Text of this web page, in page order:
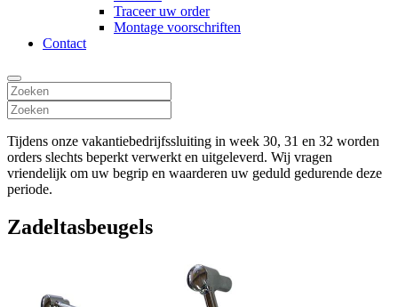
Traceer uw order
Montage voorschriften
Contact
Tijdens onze vakantiebedrijfssluiting in week 30, 31 en 32 worden
orders slechts beperkt verwerkt en uitgeleverd. Wij vragen
vriendelijk om uw begrip en waarderen uw geduld gedurende deze
periode.
Zadeltasbeugels